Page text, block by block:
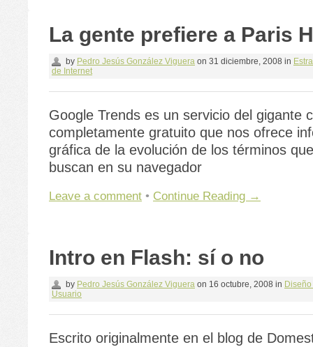
La gente prefiere a Paris
by Pedro Jesús González Viguera on 31 diciembre, 2008 in
de Internet
Google Trends es un servicio del gigante
completamente gratuito que nos ofrece
gráfica de la evolución de los términos
buscan en su navegador
Leave a comment • Continue Reading →
Intro en Flash: sí o no
by Pedro Jesús González Viguera on 16 octubre, 2008 in
Usuario
Escrito originalmente en el blog de